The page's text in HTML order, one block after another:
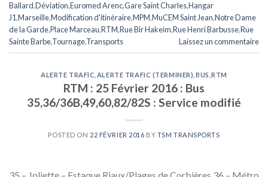
Ballard,Déviation,Euromed Arenc,Gare Saint Charles,Hangar
J1,Marseille,Modification d'itinéraire,MPM,MuCEM Saint Jean,Notre Dame
de la Garde,Place Marceau,RTM,Rue Bir Hakeim,Rue Henri Barbusse,Rue
Sainte Barbe,Tournage,Transports Laissez un commentaire
ALERTE TRAFIC ALERTE TRAFIC (TERMINER) BUS ,RTM
RTM : 25 Février 2016 : Bus
35,36/36B,49,60,82/82S : Service modifié
POSTED ON 22 FÉVRIER 2016 BY TSM TRANSPORTS